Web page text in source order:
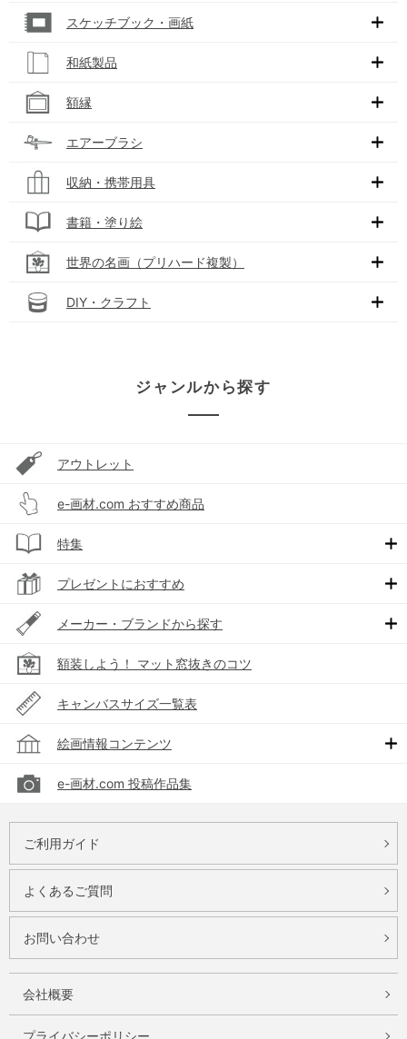
スケッチブック・画紙
和紙製品
額縁
エアーブラシ
収納・携帯用具
書籍・塗り絵
世界の名画（プリハード複製）
DIY・クラフト
ジャンルから探す
アウトレット
e-画材.com おすすめ商品
特集
プレゼントにおすすめ
メーカー・ブランドから探す
額装しよう！ マット窓抜きのコツ
キャンバスサイズ一覧表
絵画情報コンテンツ
e-画材.com 投稿作品集
ご利用ガイド
よくあるご質問
お問い合わせ
会社概要
プライバシーポリシー